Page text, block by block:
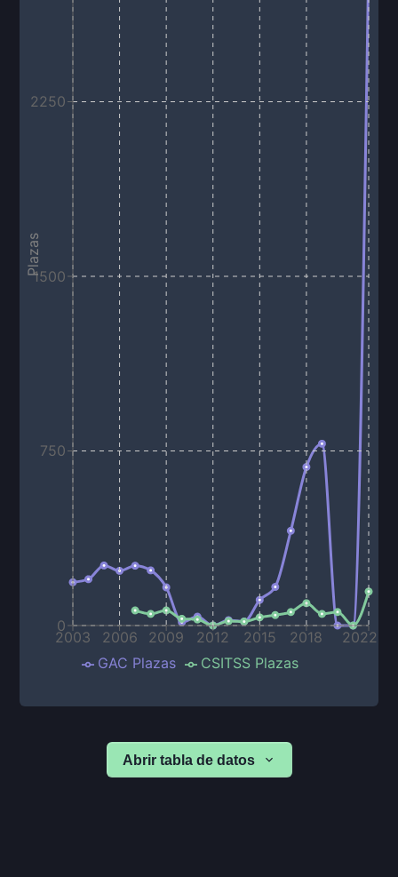
2003 2006 2009 2012 2015 2018 2022
0
750
1500
2250
Plazas
GAC Plazas CSITSS Plazas
Abrir tabla de datos